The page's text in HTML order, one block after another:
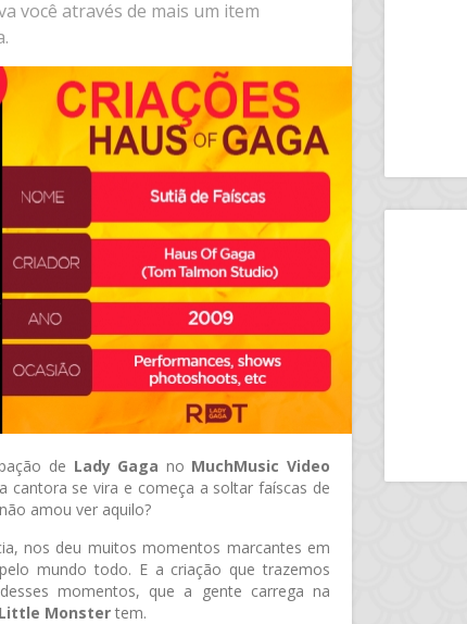
você através de mais um item
de Lady Gaga no MuchMusic Video
cantora se vira e começa a soltar faíscas de
amou ver aquilo?
nos deu muitos momentos marcantes em
mundo todo. E a criação que trazemos
momentos, que a gente carrega na
Monster tem.